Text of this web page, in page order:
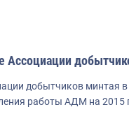
Ассоциации
добытчиков минтая в
работы АДМ на 2015